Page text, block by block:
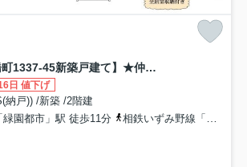
【横浜市泉区新橋町1337-45新築戸建て】★仲介手数料無料★（新橋小学校・岡津中学校）
日 値下げ
納戸)) /新築 /2階建
園都市」駅 徒歩11分
相鉄いずみ野線「弥生台」駅 徒歩18分